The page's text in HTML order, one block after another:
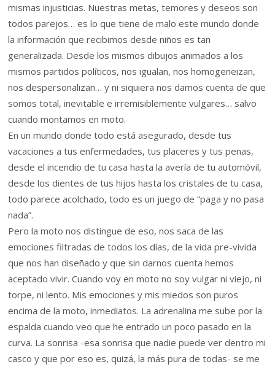
mismas injusticias. Nuestras metas, temores y deseos son
todos parejos… es lo que tiene de malo este mundo donde
la información que recibimos desde niños es tan
generalizada. Desde los mismos dibujos animados a los
mismos partidos políticos, nos igualan, nos homogeneizan,
nos despersonalizan… y ni siquiera nos damos cuenta de que
somos total, inevitable e irremisiblemente vulgares… salvo
cuando montamos en moto.
En un mundo donde todo está asegurado, desde tus
vacaciones a tus enfermedades, tus placeres y tus penas,
desde el incendio de tu casa hasta la avería de tu automóvil,
desde los dientes de tus hijos hasta los cristales de tu casa,
todo parece acolchado, todo es un juego de “paga y no pasa
nada”.
Pero la moto nos distingue de eso, nos saca de las
emociones filtradas de todos los días, de la vida pre-vivida
que nos han diseñado y que sin darnos cuenta hemos
aceptado vivir. Cuando voy en moto no soy vulgar ni viejo, ni
torpe, ni lento. Mis emociones y mis miedos son puros
encima de la moto, inmediatos. La adrenalina me sube por la
espalda cuando veo que he entrado un poco pasado en la
curva. La sonrisa -esa sonrisa que nadie puede ver dentro mi
casco y que por eso es, quizá, la más pura de todas- se me